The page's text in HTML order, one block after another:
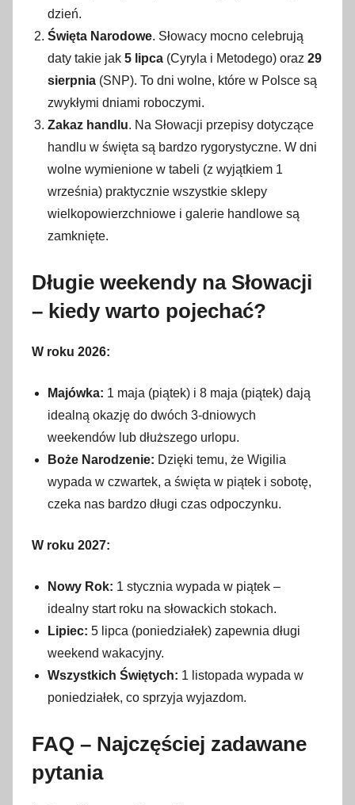
dzień.
Święta Narodowe. Słowacy mocno celebrują
daty takie jak 5 lipca (Cyryla i Metodego) oraz 29
sierpnia (SNP). To dni wolne, które w Polsce są
zwykłymi dniami roboczymi.
Zakaz handlu. Na Słowacji przepisy dotyczące
handlu w święta są bardzo rygorystyczne. W dni
wolne wymienione w tabeli (z wyjątkiem 1
września) praktycznie wszystkie sklepy
wielkopowierzchniowe i galerie handlowe są
zamknięte.
Długie weekendy na Słowacji
– kiedy warto pojechać?
W roku 2026:
Majówka: 1 maja (piątek) i 8 maja (piątek) dają
idealną okazję do dwóch 3-dniowych
weekendów lub dłuższego urlopu.
Boże Narodzenie: Dzięki temu, że Wigilia
wypada w czwartek, a święta w piątek i sobotę,
czeka nas bardzo długi czas odpoczynku.
W roku 2027:
Nowy Rok: 1 stycznia wypada w piątek –
idealny start roku na słowackich stokach.
Lipiec: 5 lipca (poniedziałek) zapewnia długi
weekend wakacyjny.
Wszystkich Świętych: 1 listopada wypada w
poniedziałek, co sprzyja wyjazdom.
FAQ – Najczęściej zadawane
pytania